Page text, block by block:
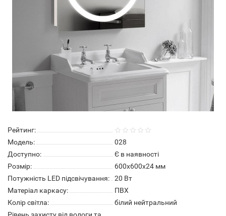
Рейтинг:
Модель:
028
Доступно:
Є в наявності
Розмір:
600х600х24 мм
Потужність LED підсвічування:
20 Вт
Матеріал каркасу:
ПВХ
Колір світла:
білий нейтральний